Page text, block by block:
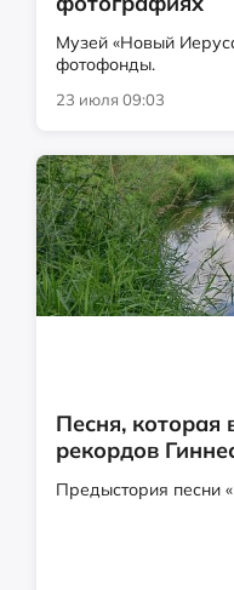
Музей «Новый
фотофонды.
23 июля 09:03
Песня, которая
рекордов
Предыстория песни